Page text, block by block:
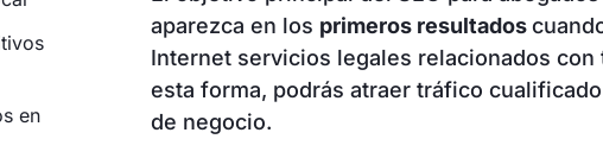
en
aparezca en los primeros resultados
Internet servicios legales relacionados con
esta forma, podrás atraer tráfico
de negocio.